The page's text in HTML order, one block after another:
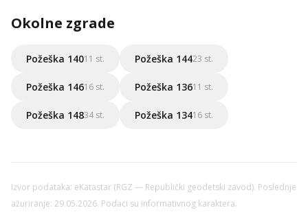
Okolne zgrade
Požeška 14011 st. Požeška 14423 st.
Požeška 14616 st. Požeška 13611 st.
Požeška 14834 st. Požeška 13416 st.
Izvor podataka: eKatastar (RGZ — Republički geodetski zavod). Poslednje
ažuriranje: 29.05.2026. Podaci su informativnog karaktera.